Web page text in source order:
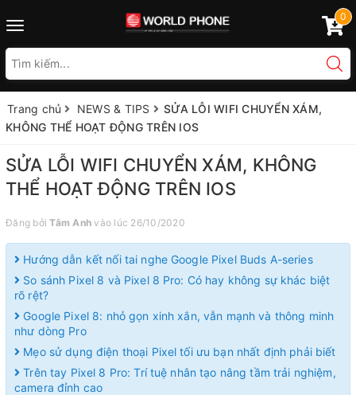
Toggle
0
Trang chủ NEWS & TIPS
SỬA LỖI WIFI CHUYỂN XÁM,
KHÔNG THỂ HOẠT ĐỘNG TRÊN IOS
SỬA LỖI WIFI CHUYỂN XÁM, KHÔNG
THỂ HOẠT ĐỘNG TRÊN IOS
Đăng bởiTâm Anh vào lúc 26/10/2020
Hướng dẫn kết nối tai nghe Google Pixel Buds A-series
So sánh Pixel 8 và Pixel 8 Pro: Có hay không sự khác biệt
rõ rệt?
Google Pixel 8: nhỏ gọn xinh xắn, vẫn mạnh và thông minh
như dòng Pro
Mẹo sử dụng điện thoại Pixel tối ưu bạn nhất định phải biết
Trên tay Pixel 8 Pro: Trí tuệ nhân tạo nâng tầm trải nghiệm,
camera đỉnh cao